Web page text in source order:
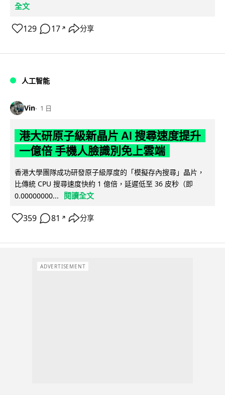
全文
129 17 ↗ 分享
人工智能
Vin 1 日
港大研原子級新晶片 AI 搜尋速度提升
一億倍 手機人臉識別免上雲端
香港大學團隊成功研發原子級厚度的「模擬存內搜尋」晶片，
比傳統 CPU 搜尋速度快約 1 億倍，延遲低至 36 皮秒（即
0.00000000...
閱讀全文
359 81 ↗ 分享
ADVERTISEMENT